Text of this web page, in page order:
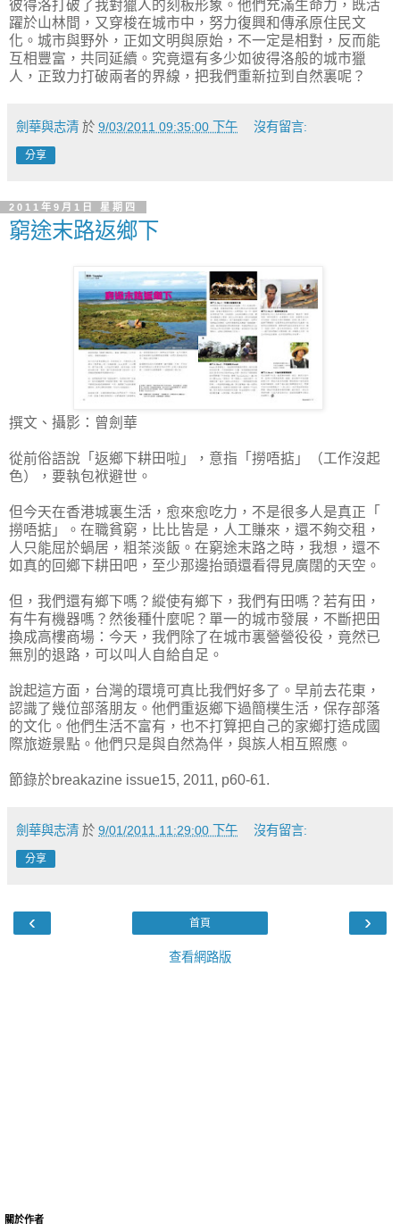
彼得洛打破了我對獵人的刻板形象。他們充滿生命力，既活
躍於山林間，又穿梭在城市中，努力復興和傳承原住民文
化。城市與野外，正如文明與原始，不一定是相對，反而能
互相豐富，共同延續。究竟還有多少如彼得洛般的城市獵
人，正致力打破兩者的界線，把我們重新拉到自然裏呢？
劍華與志清 於 9/03/2011 09:35:00 下午 沒有留言:
分享
2011年9月1日 星期四
窮途末路返鄉下
撰文、攝影：曾劍華
從前俗語說「返鄉下耕田啦」，意指「撈唔掂」（工作沒起
色），要執包袱避世。
但今天在香港城裏生活，愈來愈吃力，不是很多人是真正「
撈唔掂」。在職貧窮，比比皆是，人工賺來，還不夠交租，
人只能屈於蝸居，粗茶淡飯。在窮途末路之時，我想，還不
如真的回鄉下耕田吧，至少那邊抬頭還看得見廣闊的天空。
但，我們還有鄉下嗎？縱使有鄉下，我們有田嗎？若有田，
有牛有機器嗎？然後種什麼呢？單一的城市發展，不斷把田
換成高樓商場：今天，我們除了在城市裏營營役役，竟然已
無別的退路，可以叫人自給自足。
說起這方面，台灣的環境可真比我們好多了。早前去花東，
認識了幾位部落朋友。他們重返鄉下過簡樸生活，保存部落
的文化。他們生活不富有，也不打算把自己的家鄉打造成國
際旅遊景點。他們只是與自然為伴，與族人相互照應。
節錄於breakazine issue15, 2011, p60-61.
劍華與志清 於 9/01/2011 11:29:00 下午 沒有留言:
分享
‹ ›
首頁
查看網路版
關於作者